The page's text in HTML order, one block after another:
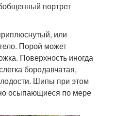
портрет
или
Порой может
Поверхность иногда
бородавчатая,
Шипы при этом
осыпающиеся по мере